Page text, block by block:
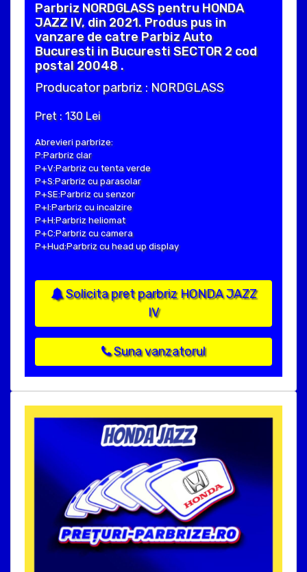
Parbriz NORDGLASS pentru HONDA
JAZZ IV, din 2021. Produs pus in
vanzare de catre Parbiz Auto
Bucuresti in Bucuresti SECTOR 2 cod
postal 20048 .
Producator parbriz : NORDGLASS
Pret : 130 Lei
Abrevieri parbrize:
P:Parbriz clar
P+V:Parbriz cu tenta verde
P+S:Parbriz cu parasolar
P+SE:Parbriz cu senzor
P+I:Parbriz cu incalzire
P+H:Parbriz heliomat
P+C:Parbriz cu camera
P+Hud:Parbriz cu head up display
Solicita pret parbriz HONDA JAZZ
IV
Suna vanzatorul